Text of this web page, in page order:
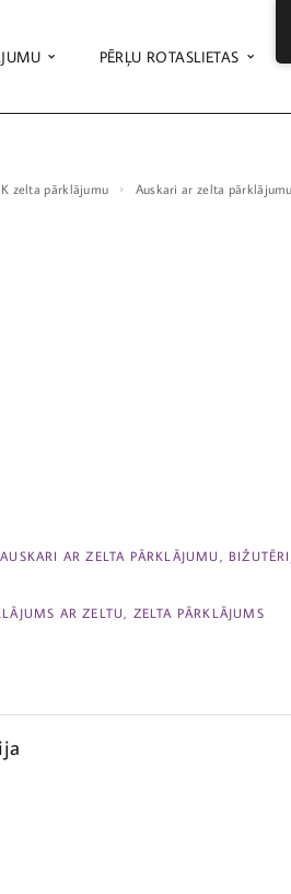
PĒRĻU ROTASLIETAS
zelta pārklājumu Auskari ar zelta pārklājumu
,AUSKARI AR ZELTA PĀRKLĀJUMU
AR ZELTU ZELTA PĀRKLĀJUMS